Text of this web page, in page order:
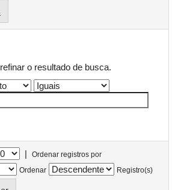
o resultado de busca.
|
Ordenar registros por
Ordenar
Registro(s)